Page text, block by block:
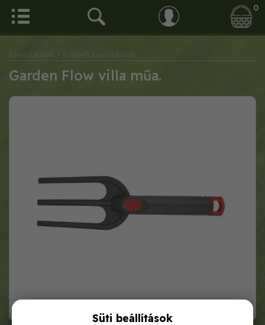
0
Szerszámok / Kiskerti szerszámok
Garden Flow villa műa.
Süti beállítások